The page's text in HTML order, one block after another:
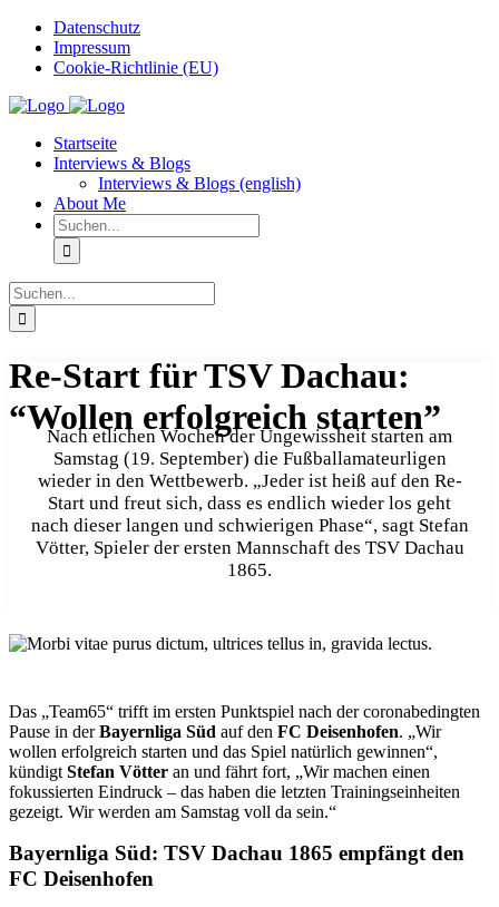
Zum
Inhalt
springen
Datenschutz
Impressum
Cookie-Richtlinie (EU)
Instagram
Startseite
Interviews & Blogs
Interviews & Blogs (english)
About Me
Suche
nach:
Suche
nach:
Re-Start für TSV Dachau:
“Wollen erfolgreich starten”
Nach etlichen Wochen der Ungewissheit starten am
Samstag (19. September) die Fußballamateurligen
wieder in den Wettbewerb. „Jeder ist heiß auf den Re-
Start und freut sich, dass es endlich wieder los geht
nach dieser langen und schwierigen Phase“, sagt Stefan
Vötter, Spieler der ersten Mannschaft des TSV Dachau
1865.
Das „Team65“ trifft im ersten Punktspiel nach der coronabedingten
Pause in derBayernliga Süd auf den FC Deisenhofen. „Wir
wollen erfolgreich starten und das Spiel natürlich gewinnen“,
kündigt Stefan Vötter an und fährt fort, „Wir machen einen
fokussierten Eindruck – das haben die letzten Trainingseinheiten
gezeigt. Wir werden am Samstag voll da sein.“
Bayernliga Süd: TSV Dachau 1865 empfängt den
FC Deisenhofen